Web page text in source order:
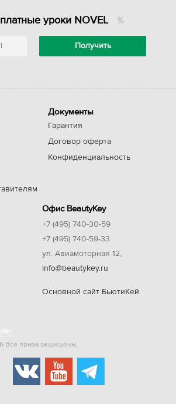
уроки NOVEL
Документы
Гарантия
Договор оферта
Конфиденциальность
Офис BeautyKey
+7 (495) 740-30-59
+7 (495) 740-59-33
ул. Авиамоторная 12,
info@beautykey.ru
Основной сайт БьютиКей
Все права защищены.